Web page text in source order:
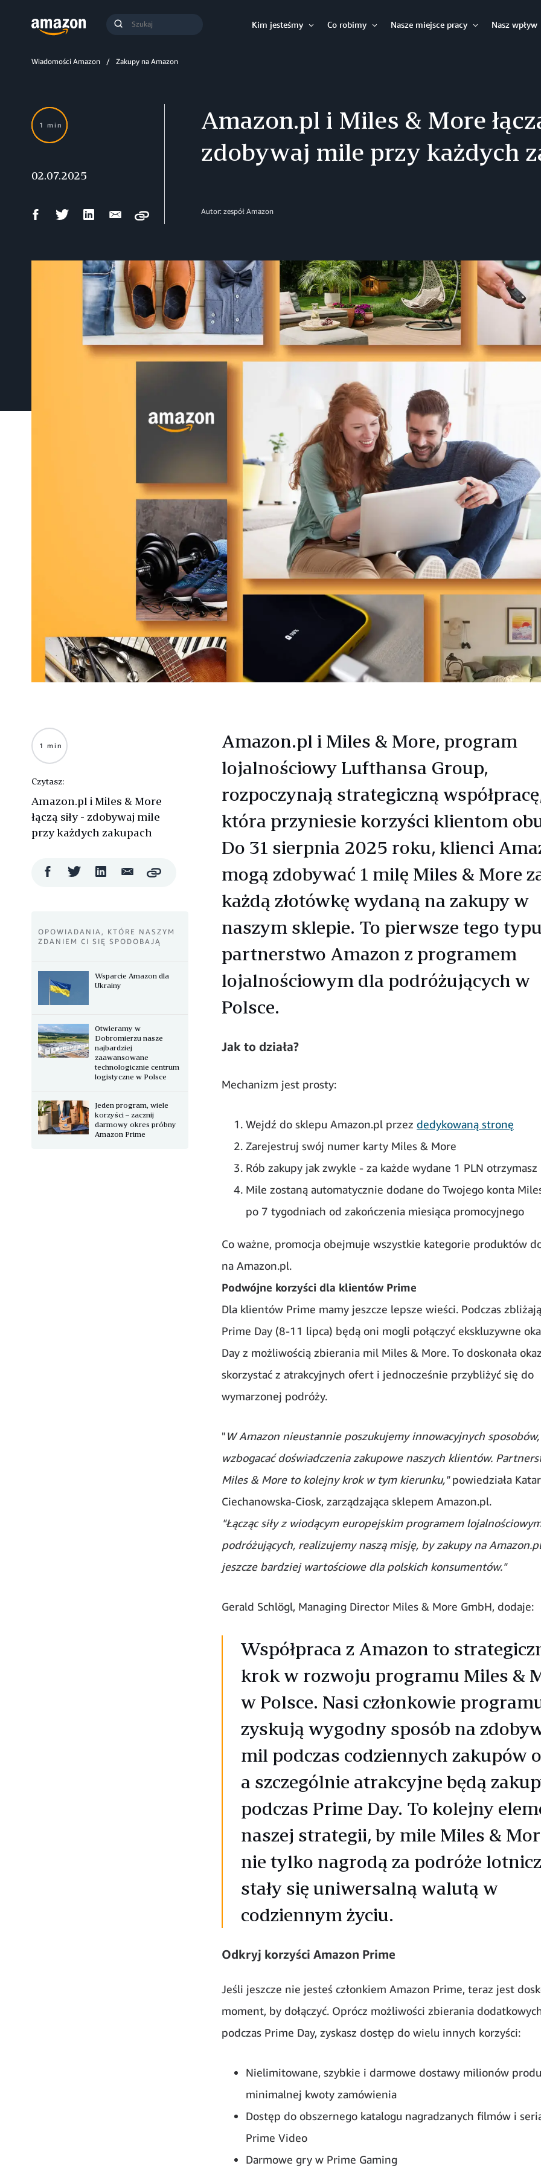
Szukaj
Kim jesteśmy
Co robimy
Nasze miejsce pracy
Nasz wpływ
Wiadomości Amazon Zakupy na Amazon
Amazon.pl i Miles & More
zdobywaj mile przy każdych
Autor: zespół Amazon
1 min
02.07.2025
UdostępnijUdostępnijUdostępnij
Wyślij
Copy
Amazon.pl i Miles & More, program
lojalnościowy Lufthansa Group,
rozpoczynają strategiczną
która przyniesie korzyści klientom
Do 31 sierpnia 2025 roku, klienci
mogą zdobywać 1 milę Miles & More
każdą złotówkę wydaną na zakupy w
naszym sklepie. To pierwsze tego
partnerstwo Amazon z programem
lojalnościowym dla podróżujących w
Polsce.
Jak to działa?
Mechanizm jest prosty:
Wejdź do sklepu Amazon.pl przez dedykowaną stronę
Zarejestruj swój numer karty Miles & More
Rób zakupy jak zwykle - za każde wydane 1 PLN
Mile zostaną automatycznie dodane do Twojego konta
po 7 tygodniach od zakończenia miesiąca promocyjnego
Co ważne, promocja obejmuje wszystkie kategorie produktów
na Amazon.pl.
Podwójne korzyści dla klientów Prime
Dla klientów Prime mamy jeszcze lepsze wieści. Podczas
Prime Day (8-11 lipca) będą oni mogli połączyć ekskluzywne
Day z możliwością zbierania mil Miles & More. To doskonała
skorzystać z atrakcyjnych ofert i jednocześnie przybliżyć się do
wymarzonej podróży.
"W Amazon nieustannie poszukujemy innowacyjnych
wzbogacać doświadczenia zakupowe naszych klientów.
Miles & More to kolejny krok w tym kierunku,"powiedziała
Ciechanowska-Ciosk, zarządzająca sklepem Amazon.pl.
"Łącząc siły z wiodącym europejskim programem
podróżujących, realizujemy naszą misję, by zakupy na
jeszcze bardziej wartościowe dla polskich konsumentów."
Gerald Schlögl, Managing Director Miles & More GmbH, dodaje:
Współpraca z Amazon to
krok w rozwoju programu Miles &
w Polsce. Nasi członkowie
zyskują wygodny sposób na
mil podczas codziennych zakupów
a szczególnie atrakcyjne będą
podczas Prime Day. To kolejny
naszej strategii, by mile Miles &
nie tylko nagrodą za podróże
stały się uniwersalną walutą w
codziennym życiu.
Odkryj korzyści Amazon Prime
Jeśli jeszcze nie jesteś członkiem Amazon Prime, teraz jest
moment, by dołączyć. Oprócz możliwości zbierania
podczas Prime Day, zyskasz dostęp do wielu innych korzyści:
Nielimitowane, szybkie i darmowe dostawy milionów
minimalnej kwoty zamówienia
Dostęp do obszernego katalogu nagradzanych filmów i
Prime Video
Darmowe gry w Prime Gaming
1 min
Czytasz:
Amazon.pl i Miles & More
łączą siły - zdobywaj mile
przy każdych zakupach
UdostępnijUdostępnijUdostępnij
Wyślij
mailemCopy
OPOWIADANIA, KTÓRE NASZYM
ZDANIEM CI SIĘ SPODOBAJĄ
Wsparcie Amazon dla
Ukrainy
Otwieramy w
Dobromierzu nasze
najbardziej
zaawansowane
technologicznie centrum
logistyczne w Polsce
Jeden program, wiele
korzyści – zacznij
darmowy okres próbny
Amazon Prime